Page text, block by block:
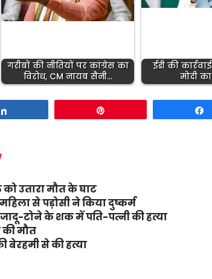
गरीबों की नीतियों पर कांग्रेस का
विरोध, CM नायब सैनी…
ईडी की
मोदी
उतारा मौत के घाट
से पड़ोसी ने किया दुष्कर्म
टोने के शक में पति-पत्नी की हत्या
की मौत
बेरहमी से की हत्या